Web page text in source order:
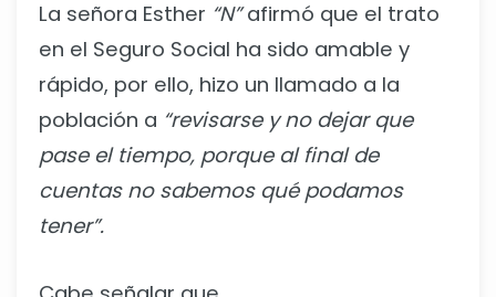
La señora Esther “N”afirmó que el trato
en el Seguro Social ha sido amable y
rápido, por ello, hizo un llamado a la
población a “revisarse y no dejar que
pase el tiempo, porque al final de
cuentas no sabemos qué podamos
tener”.